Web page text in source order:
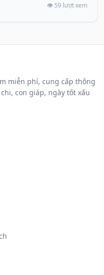
👁️ 59 lượt xem
miễn phí, cung cấp thông
con giáp, ngày tốt xấu